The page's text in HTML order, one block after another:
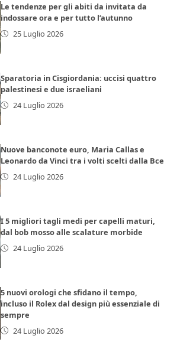
Le tendenze per gli abiti da invitata da
indossare ora e per tutto l’autunno
25 Luglio 2026
Sparatoria in Cisgiordania: uccisi quattro
palestinesi e due israeliani
24 Luglio 2026
Nuove banconote euro, Maria Callas e
Leonardo da Vinci tra i volti scelti dalla Bce
24 Luglio 2026
I 5 migliori tagli medi per capelli maturi,
dal bob mosso alle scalature morbide
24 Luglio 2026
5 nuovi orologi che sfidano il tempo,
incluso il Rolex dal design più essenziale di
sempre
24 Luglio 2026